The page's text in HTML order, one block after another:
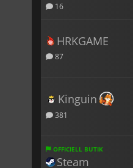
16
HRKGAME
87
Kinguin
381
OFFICIELL BUTIK
Steam